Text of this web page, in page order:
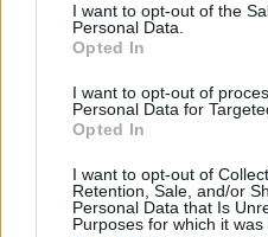
I want to opt-out of the
Personal Data.
Opted In
I want to opt-out of
Personal Data for
Opted In
I want to opt-out of
Retention, Sale, and/or
Personal Data that Is
Purposes for which it was
διαδόχου του στο
διατηρεί ανοιχτή την
ΧΤΕΣ
ΧΤΕΣ
Μετά